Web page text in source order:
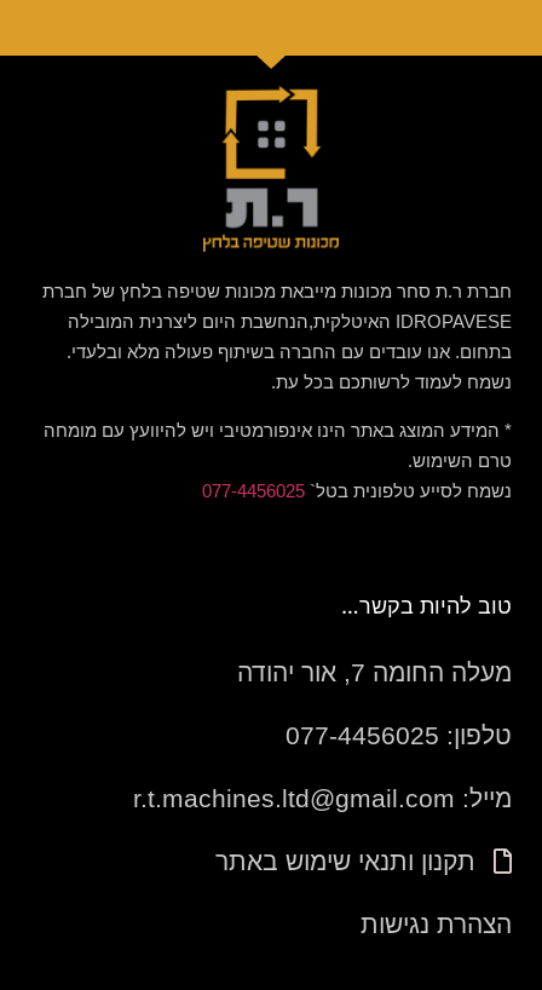
חברת ר.ת סחר מכונות מייבאת מכונות שטיפה בלחץ של חברת
IDROPAVESE האיטלקית,הנחשבת היום ליצרנית המובילה
בתחום. אנו עובדים עם החברה בשיתוף פעולה מלא ובלעדי.
נשמח לעמוד לרשותכם בכל עת.
* המידע המוצג באתר הינו אינפורמטיבי ויש להיוועץ עם מומחה
טרם השימוש.
נשמח לסייע טלפונית בטל` 077-4456025
טוב להיות בקשר…
מעלה החומה 7, אור יהודה
טלפון: 077-4456025
מייל: r.t.machines.ltd@gmail.com
תקנון ותנאי שימוש באתר
הצהרת נגישות